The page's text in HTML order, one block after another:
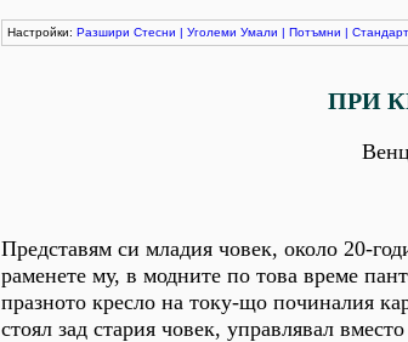
Настройки: Разшири Стесни | Уголеми Умали | Потъмни |
ПРИ
Представям си младия човек, около 20-
раменете му, в модните по това време
празното кресло на току-що починалия
стоял зад стария човек, управлявал